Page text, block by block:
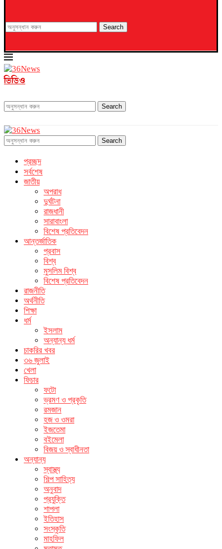
Search
ভিডিও
Search
Search
প্রচ্ছদ
সর্বশেষ
জাতীয়
অপরাধ
দুর্ঘটনা
রাজধানী
সারাবাংলা
বিশেষ প্রতিবেদন
আন্তর্জাতিক
প্রবাস
বিশ্ব
মুসলিম বিশ্ব
বিশেষ প্রতিবেদন
রাজনীতি
অর্থনীতি
শিক্ষা
ধর্ম
ইসলাম
অন্যান্য ধর্ম
চাকরির খবর
৩৬ জুলাই
খেলা
ফিচার
ফটো
ভ্রমণ ও প্রকৃতি
রমজান
হজ ও ওমরা
ইজতেমা
বইমেলা
বিজয় ও স্বাধীনতা
অন্যান্য
স্বাস্থ্য
শিল্প সাহিত্য
অনুবাদ
প্রযুক্তি
শাপলা
ইতিহাস
সংস্কৃতি
মাহফিল